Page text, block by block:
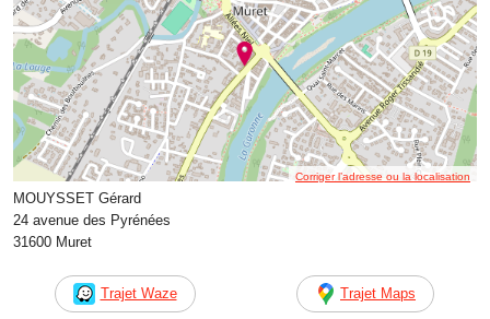
Corriger l’adresse ou la localisation
MOUYSSET Gérard
24 avenue des Pyrénées
31600 Muret
Trajet Waze Trajet Maps